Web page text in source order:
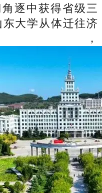
逐中获得省级三
大学从体迁往济